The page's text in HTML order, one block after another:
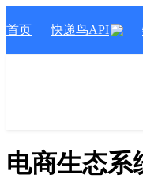
首页 快递鸟API
电商生态系